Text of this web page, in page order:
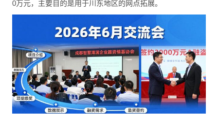
0万元，主要目的是用于川东地区的网点拓展。